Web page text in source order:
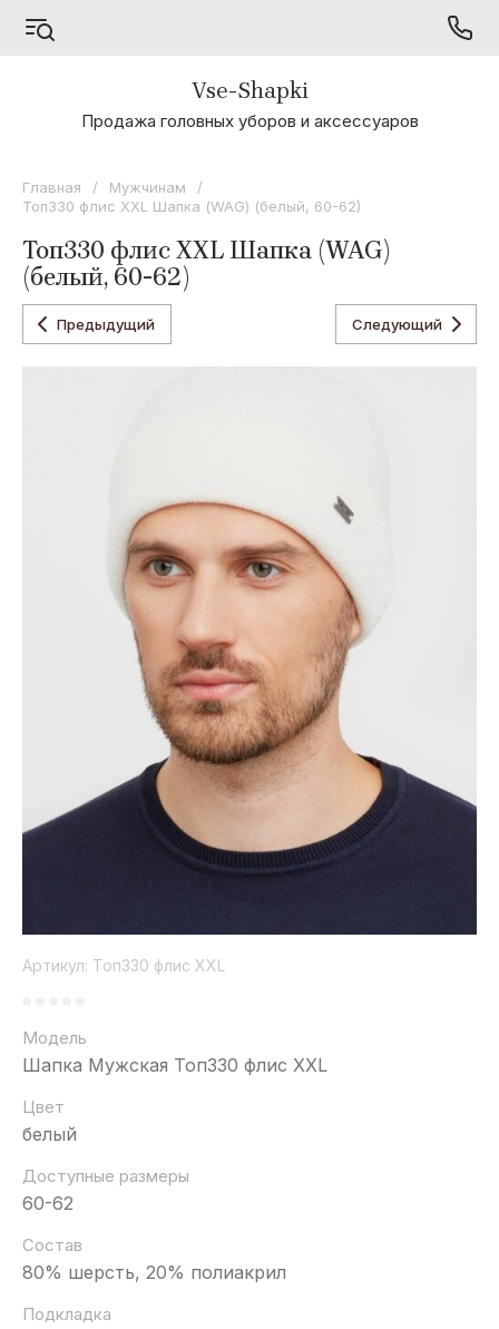
А - Я
Odyssey
Oxygon
Коллекция
Коллекция
Коллекция
Vse-Shapki
Продажа головных уборов и аксессуаров
Главная / Мужчинам
/
Топ330 флис XXL Шапка (WAG) (белый, 60-62)
Топ330 флис XXL Шапка (WAG)
(белый, 60-62)
Предыдущий Следующий
Артикул: Топ330 флис XXL
Модель
Шапка Мужская Топ330 флис XXL
Цвет
белый
Доступные размеры
60-62
Состав
80% шерсть, 20% полиакрил
Подкладка